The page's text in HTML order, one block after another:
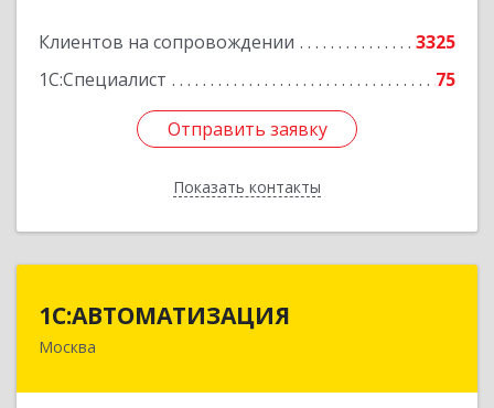
Клиентов на сопровождении
3325
1С:Специалист
75
Отправить заявку
Показать контакты
Отправить заявку
Назад
1С:АВТОМАТИЗАЦИЯ
Москва111024, Москва г, Энтузиастов 1-я ул, дом №